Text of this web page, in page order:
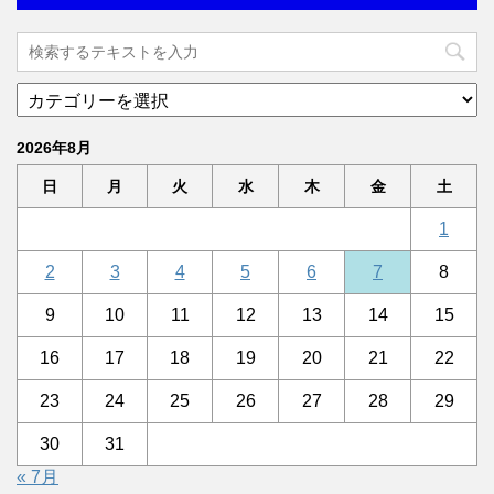
2026年8月
日 月 火 水 木 金 土
1
2 3 4 5 6 7 8
9 10 11 12 13 14 15
16 17 18 19 20 21 22
23 24 25 26 27 28 29
30
31
« 7月